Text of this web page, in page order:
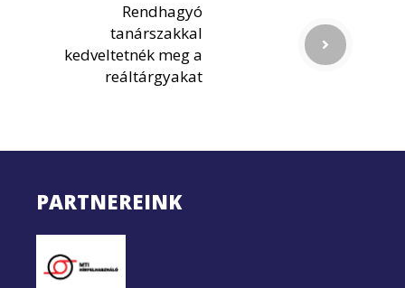
Rendhagyó
tanárszakkal
kedveltetnék meg a
reáltárgyakat
PARTNEREINK